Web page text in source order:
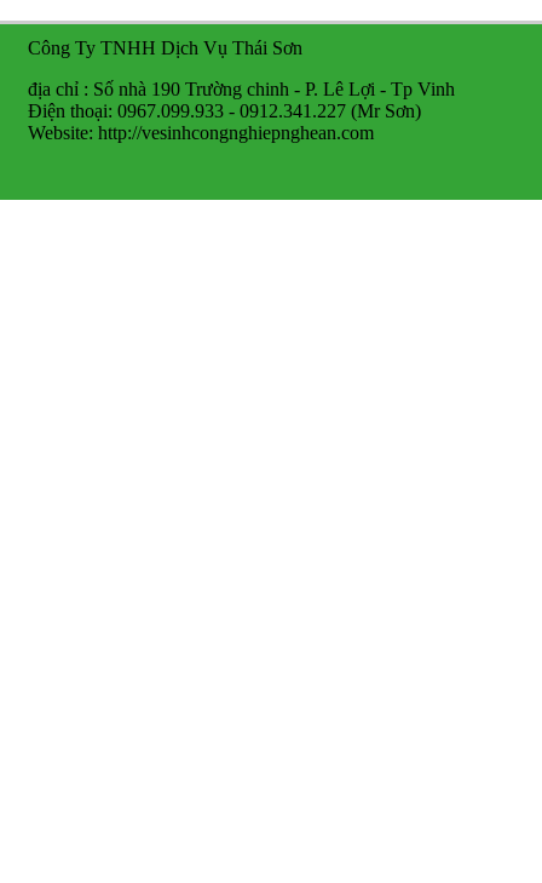
Công Ty TNHH Dịch Vụ Thái Sơn
địa chỉ : Số nhà 190 Trường chinh - P. Lê Lợi - Tp Vinh
Điện thoại: 0967.099.933 - 0912.341.227 (Mr Sơn)
Website: http://vesinhcongnghiepnghean.com